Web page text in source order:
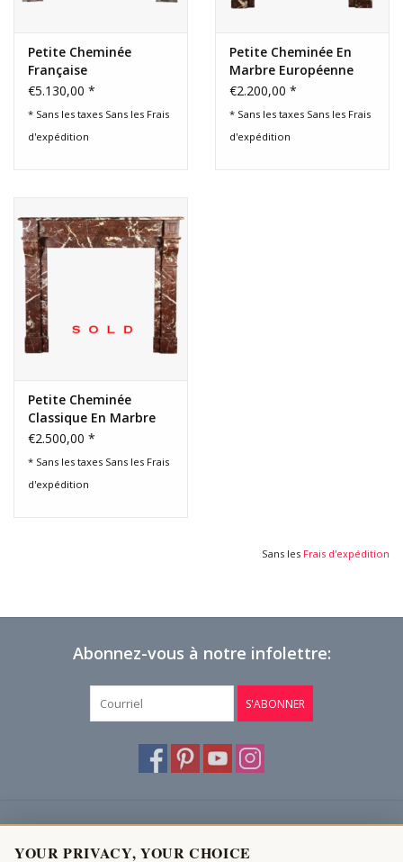
Petite Cheminée
Française
€5.130,00 *
* Sans les taxes Sans les Frais
d'expédition
Petite Cheminée En
Marbre Européenne
Antique Classique
€2.200,00 *
* Sans les taxes Sans les Frais
d'expédition
Petite Cheminée
Classique En Marbre
Français
€2.500,00 *
* Sans les taxes Sans les Frais
d'expédition
Sans les Frais d'expédition
Abonnez-vous à notre infolettre:
S'ABONNER
YOUR PRIVACY, YOUR CHOICE